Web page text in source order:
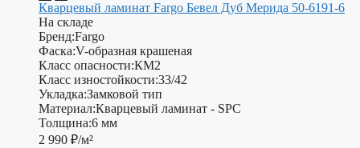
Кварцевый ламинат Fargo Бевел Дуб Мерида 50-6191-6
На складе
Бренд:Fargo
Фаска:V-образная крашеная
Класс опасности:КМ2
Класс изностойкости:33/42
Укладка:Замковой тип
Материал:Кварцевый ламинат - SPC
Толщина:6 мм
2 990 ₽/м²